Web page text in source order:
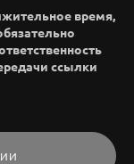
время,
ссылки